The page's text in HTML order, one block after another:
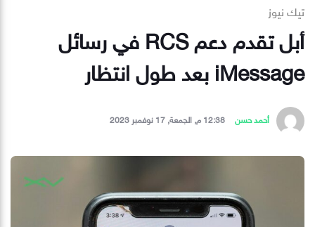
تيك نيوز
أبل تقدم دعم RCS في رسائل
iMessage بعد طول انتظار
أحمد حسن 12:38 م, الجمعة, 17 نوفمبر 2023